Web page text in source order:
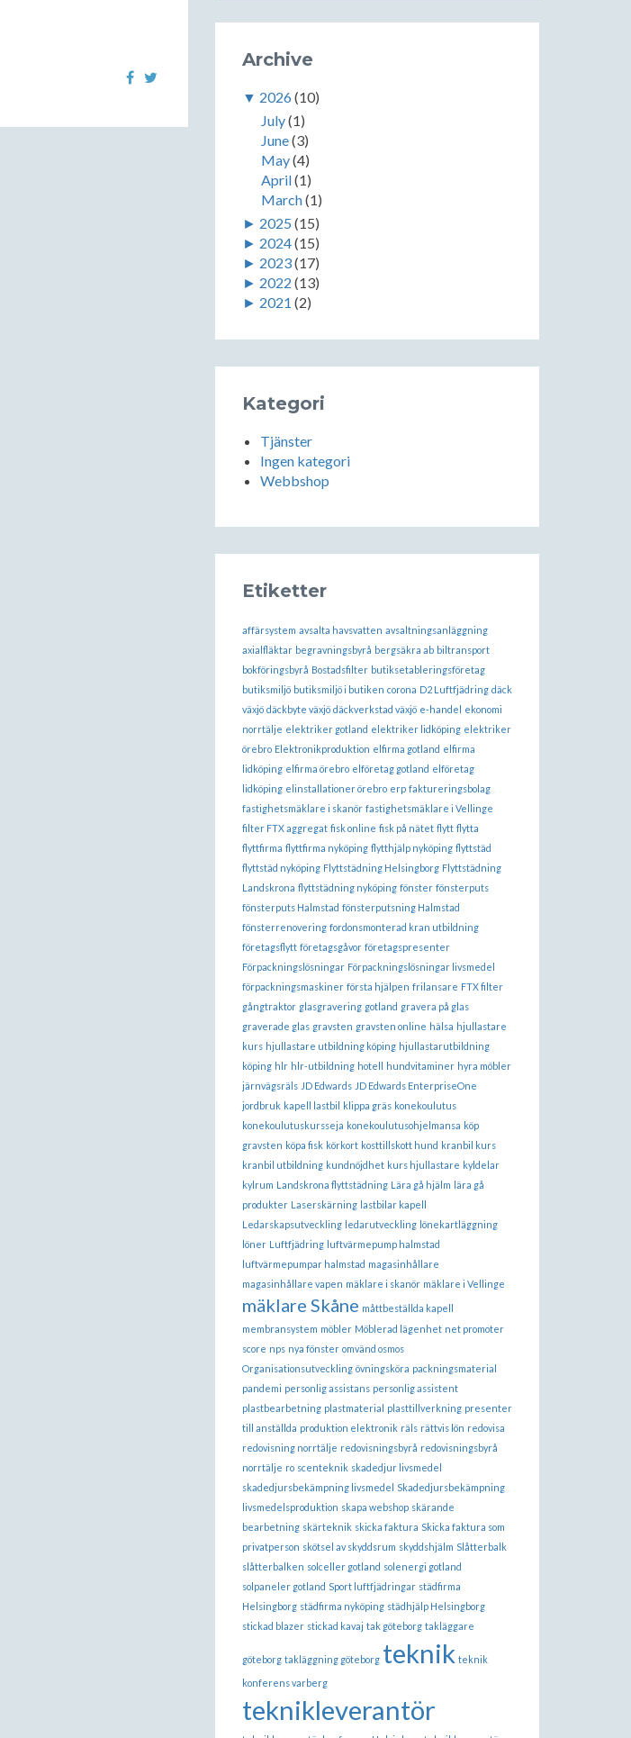
Archive
▼ 2026(10)
July(1)
June(3)
May(4)
April(1)
March(1)
► 2025 (15)
► 2024(15)
► 2023(17)
► 2022 (13)
► 2021 (2)
Kategori
Tjänster
Ingen kategori
Webbshop
Etiketter
affärsystem avsalta havsvatten avsaltningsanläggning
axialfläktar begravningsbyrå bergsäkra ab biltransport
bokföringsbyrå Bostadsfilter butiksetableringsföretag
butiksmiljö butiksmiljö i butiken corona D2 Luftfjädring däck
växjö däckbyte växjö däckverkstad växjö e-handel ekonomi
norrtälje elektriker gotland elektriker lidköping elektriker
örebro Elektronikproduktion elfirma gotland elfirma
lidköping elfirma örebro elföretag gotland elföretag
lidköping elinstallationer örebro erp faktureringsbolag
fastighetsmäklare i skanör fastighetsmäklare i Vellinge
filter FTX aggregat fisk online fisk på nätet flytt flytta
flyttfirma flyttfirma nyköping flytthjälp nyköping flyttstäd
flyttstäd nyköping Flyttstädning Helsingborg Flyttstädning
Landskrona flyttstädning nyköping fönster fönsterputs
fönsterputs Halmstad fönsterputsning Halmstad
fönsterrenovering fordonsmonterad kran utbildning
företagsflytt företagsgåvor företagspresenter
Förpackningslösningar Förpackningslösningar livsmedel
förpackningsmaskiner första hjälpen frilansare FTX filter
gångtraktor glasgravering gotland gravera på glas
graverade glas gravsten gravsten online hälsa hjullastare
kurs hjullastare utbildning köping hjullastarutbildning
köping hlr hlr-utbildning hotell hundvitaminer hyra möbler
järnvägsräls JD Edwards JD Edwards EnterpriseOne
jordbruk kapell lastbil klippa gräs konekoulutus
konekoulutuskursseja konekoulutusohjelmansa köp
gravsten köpa fisk körkort kosttillskott hund kranbil kurs
kranbil utbildning kundnöjdhet kurs hjullastare kyldelar
kylrum Landskrona flyttstädning Lära gå hjälm lära gå
produkter Laserskärning lastbilar kapell
Ledarskapsutveckling ledarutveckling lönekartläggning
löner Luftfjädring luftvärmepump halmstad
luftvärmepumpar halmstad magasinhållare
magasinhållare vapen mäklare i skanör mäklare i Vellinge
mäklare Skåne måttbeställda kapell
membransystem möbler Möblerad lägenhet net promoter
score nps nya fönster omvänd osmos
Organisationsutveckling övningsköra packningsmaterial
pandemi personlig assistans personlig assistent
plastbearbetning plastmaterial plasttillverkning presenter
till anställda produktion elektronik räls rättvis lön redovisa
redovisning norrtälje redovisningsbyrå redovisningsbyrå
norrtälje ro scenteknik skadedjur livsmedel
skadedjursbekämpning livsmedel Skadedjursbekämpning
livsmedelsproduktion skapa webshop skärande
bearbetning skärteknik skicka faktura Skicka faktura som
privatperson skötsel av skyddsrum skyddshjälm Slåtterbalk
slåtterbalken solceller gotland solenergi gotland
solpaneler gotland Sport luftfjädringar städfirma
Helsingborg städfirma nyköping städhjälp Helsingborg
stickad blazer stickad kavaj tak göteborg takläggare
göteborg takläggning göteborg teknik teknik
konferens varberg
teknikleverantör